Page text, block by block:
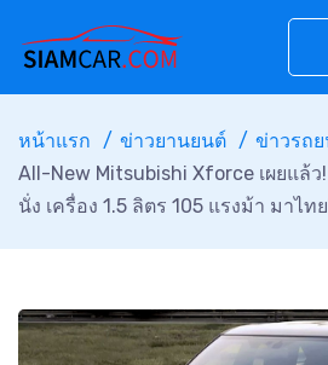
หน้าแรก ข่าวยานยนต์
ข่าวรถ
All-New Mitsubishi Xforce เผยแล้ว
นั่ง เครื่อง 1.5 ลิตร 105 แรงม้า มาไท